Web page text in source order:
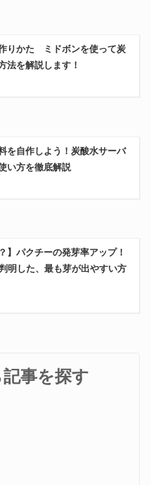
りかた ミドボンを使って炭
法を解説します！
を自作しよう！炭酸水サーバ
い方を徹底解説
】パクチーの発芽率アップ！
明した、最も芽が出やすい方
事を探す